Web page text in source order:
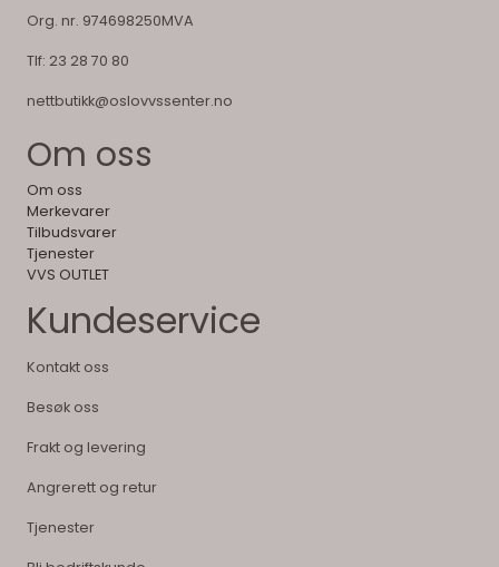
Org. nr. 974698250MVA
Tlf: 23 28 70 80
nettbutikk@oslovvssenter.no
Om oss
Om oss
Merkevarer
Tilbudsvarer
Tjenester
VVS OUTLET
Kundeservice
Kontakt oss
Besøk oss
Frakt og levering
Angrerett og retur
Tjenester